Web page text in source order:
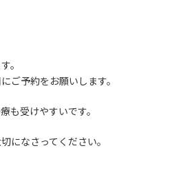
。
ご予約をお願いします。
も受けやすいです。
になさってください。